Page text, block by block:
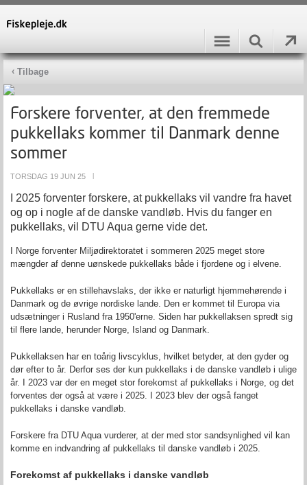
Tilbage
Forskere forventer, at den fremmede
pukkellaks kommer til Danmark denne
sommer
TORSDAG 19 JUN 25
I 2025 forventer forskere, at pukkellaks vil vandre fra havet
og op i nogle af de danske vandløb. Hvis du fanger en
pukkellaks, vil DTU Aqua gerne vide det.
I Norge forventer Miljødirektoratet i sommeren 2025 meget store
mængder af denne uønskede pukkellaks både i fjordene og i elvene.
Pukkellaks er en stillehavslaks, der ikke er naturligt hjemmehørende i
Danmark og de øvrige nordiske lande. Den er kommet til Europa via
udsætninger i Rusland fra 1950'erne. Siden har pukkellaksen spredt sig
til flere lande, herunder Norge, Island og Danmark.
Pukkellaksen har en toårig livscyklus, hvilket betyder, at den gyder og
dør efter to år. Derfor ses der kun pukkellaks i de danske vandløb i ulige
år. I 2023 var der en meget stor forekomst af pukkellaks i Norge, og det
forventes der også at være i 2025. I 2023 blev der også fanget
pukkellaks i danske vandløb.
Forskere fra DTU Aqua vurderer, at der med stor sandsynlighed vil kan
komme en indvandring af pukkellaks til danske vandløb i 2025.
Forekomst af pukkellaks i danske vandløb